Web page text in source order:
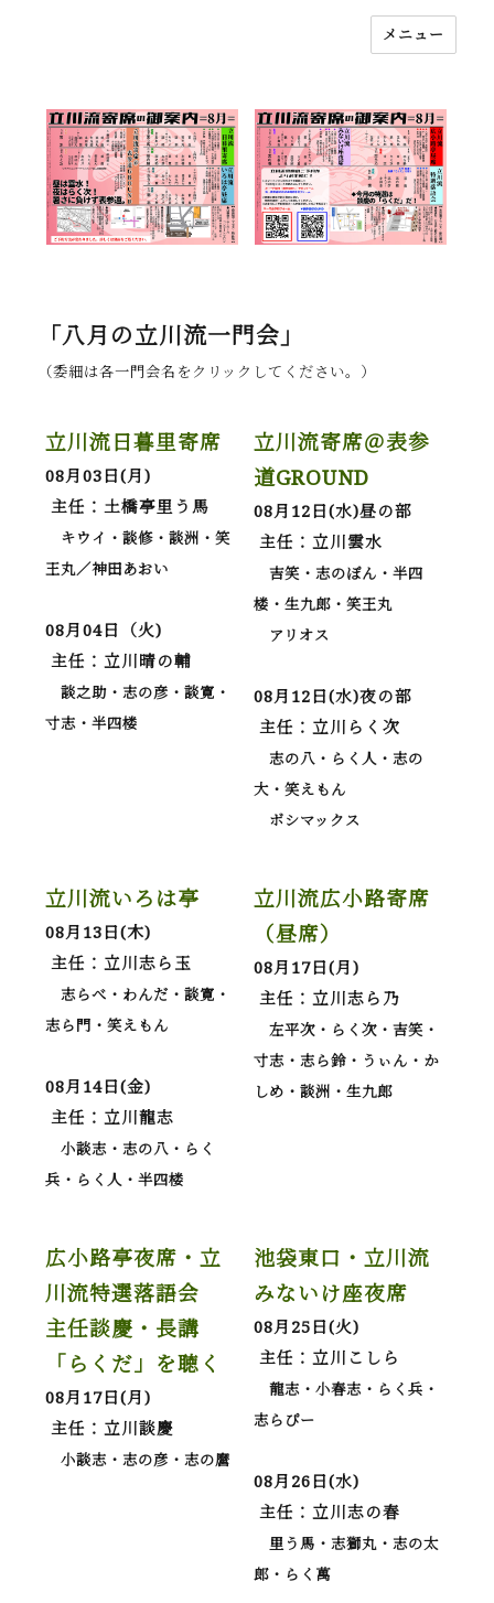
メニュー
「八月の立川流一門会」
（委細は各一門会名をクリックしてください。）
立川流日暮里寄席
08月03日(月)
主任：土橋亭里う馬
キウイ・談修・談洲・笑
王丸／神田あおい
08月04日（火)
主任：立川晴の輔
談之助・志の彦・談寛・
寸志・半四楼
立川流寄席＠表参
道GROUND
08月12日(水)昼の部
主任：立川雲水
吉笑・志のぽん・半四
楼・生九郎・笑王丸
アリオス
08月12日(水)夜の部
主任：立川らく次
志の八・らく人・志の
大・笑えもん
ボシマックス
立川流いろは亭
08月13日(木)
主任：立川志ら玉
志らべ・わんだ・談寛・
志ら門・笑えもん
08月14日(金)
主任：立川龍志
小談志・志の八・らく
兵・らく人・半四楼
立川流広小路寄席
（昼席）
08月17日(月)
主任：立川志ら乃
左平次・らく次・吉笑・
寸志・志ら鈴・うぃん・か
しめ・談洲・生九郎
広小路亭夜席・立
川流特選落語会
主任談慶・長講
「らくだ」を聴く
08月17日(月)
主任：立川談慶
小談志・志の彦・志の麿
池袋東口・立川流
みないけ座夜席
08月25日(火)
主任：立川こしら
龍志・小春志・らく兵・
志らぴー
08月26日(水)
主任：立川志の春
里う馬・志獅丸・志の太
郎・らく萬